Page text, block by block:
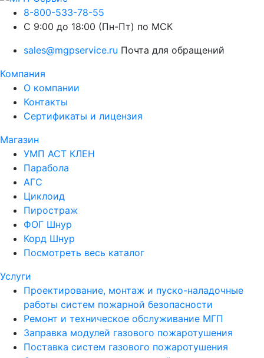
8-800-533-78-55
C 9:00 до 18:00 (Пн-Пт) по МСК
sales@mgpservice.ru Почта для обращений
Компания
О компании
Контакты
Сертификаты и лицензия
Магазин
УМП АСТ КЛЕН
Парабола
АГС
Циклоид
Пиростраж
ФОГ Шнур
Корд Шнур
Посмотреть весь каталог
Услуги
Проектирование, монтаж и пуско-наладочные
работы систем пожарной безопасности
Ремонт и техническое обслуживание МГП
Заправка модулей газового пожаротушения
Поставка систем газового пожаротушения